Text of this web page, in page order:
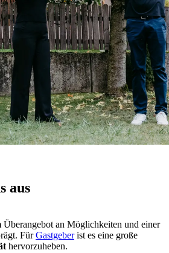
aus
Überangebot an Möglichkeiten und einer
FürGastgeberist es eine große
hervorzuheben.